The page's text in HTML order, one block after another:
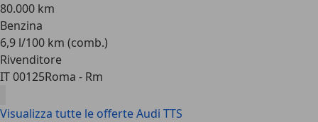
80.000 km
Benzina
6,9 l/100 km (comb.)
Rivenditore
IT 00125Roma - Rm
Visualizza tutte le offerte Audi TTS